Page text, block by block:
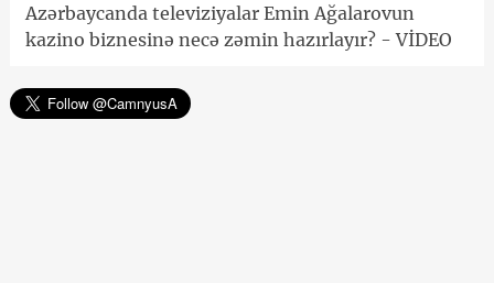
Azərbaycanda televiziyalar Emin Ağalarovun
kazino biznesinə necə zəmin hazırlayır? - VİDEO